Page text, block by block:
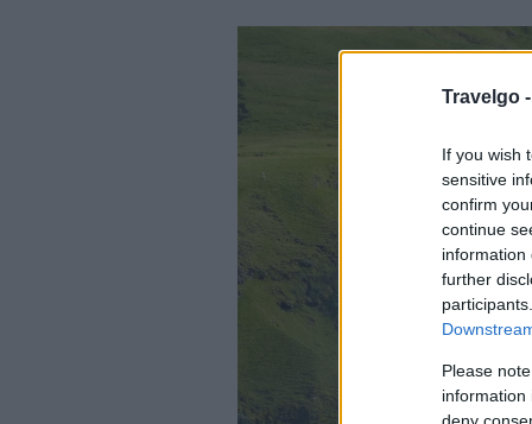
Travelgo -
If you wish
sensitive
confirm
continue
information
further
Please
information
deny